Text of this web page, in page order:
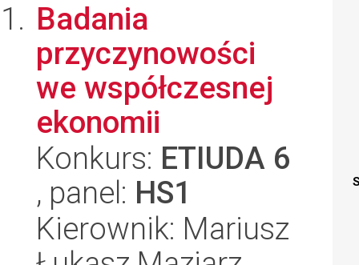
Badania
przyczynowości
we współczesnej
ekonomii
Konkurs: ETIUDA 6
, panel: HS1
Kierownik: Mariusz